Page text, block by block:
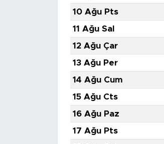
10 Ağu Pts
11 Ağu Sal
12 Ağu Çar
13 Ağu Per
14 Ağu Cum
15 Ağu Cts
16 Ağu Paz
17 Ağu Pts
MEDYA KÖŞESİ
FOTO GALERİ
VİDEOLAR
ALINTI YAZARLAR
SOSYAL MEDYA